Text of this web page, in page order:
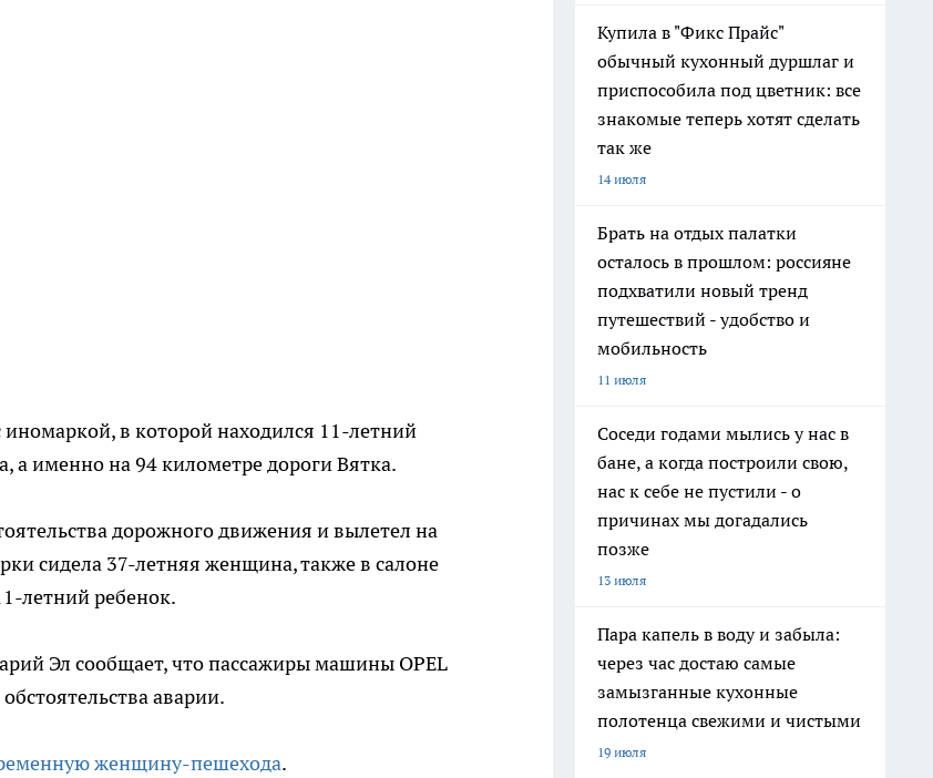
в которой находился 11-летний
а именно на 94 километре дороги Вятка.
дорожного движения и вылетел на
сидела 37-летняя женщина, также в салоне
летний ребенок.
Эл сообщает, что пассажиры машины OPEL
аварии.
женщину-пешехода.
Купила в "Фикс Прайс"
обычный кухонный дуршлаг и
приспособила под цветник: все
знакомые теперь хотят сделать
так же
14 июля
Брать на отдых палатки
осталось в прошлом: россияне
подхватили новый тренд
путешествий - удобство и
мобильность
11 июля
Соседи годами мылись у нас в
бане, а когда построили свою,
нас к себе не пустили - о
причинах мы догадались
позже
13 июля
Пара капель в воду и забыла:
через час достаю самые
замызганные кухонные
полотенца свежими и чистыми
19 июля